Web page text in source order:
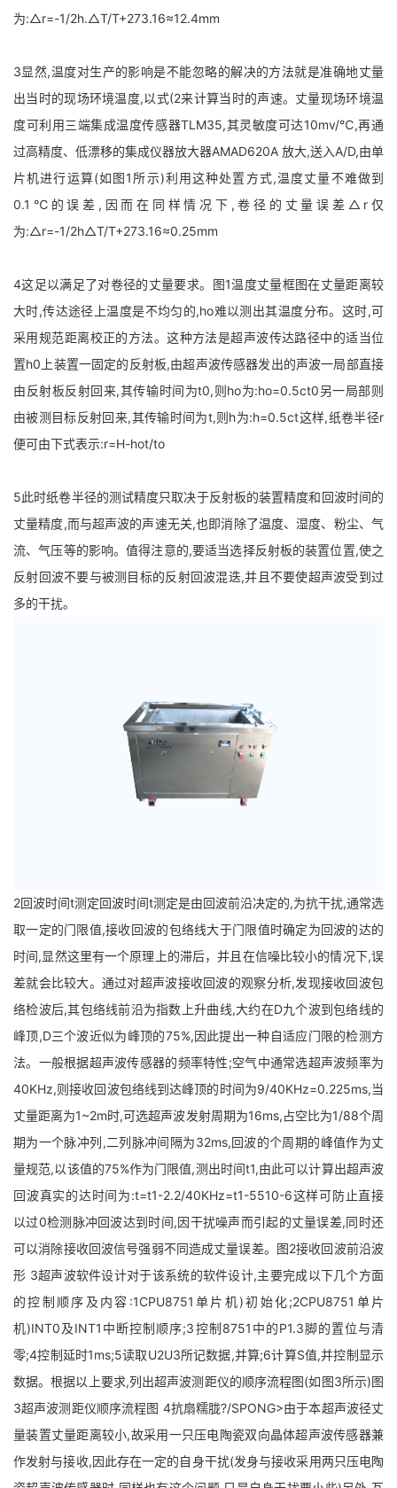
为:△r=-1/2h.△T/T+273.16≈12.4mm
3显然,温度对生产的影响是不能忽略的解决的方法就是准确地丈量
出当时的现场环境温度,以式(2来计算当时的声速。丈量现场环境温
度可利用三端集成温度传感器TLM35,其灵敏度可达10mv/℃,再通
过高精度、低漂移的集成仪器放大器AMAD620A 放大,送入A/D,由单
片机进行运算(如图1所示)利用这种处置方式,温度丈量不难做到
0.1℃的误差,因而在同样情况下,卷径的丈量误差△r仅
为:△r=-1/2h△T/T+273.16≈0.25mm
4这足以满足了对卷径的丈量要求。图1温度丈量框图在丈量距离较
大时,传达途径上温度是不均匀的,ho难以测出其温度分布。这时,可
采用规范距离校正的方法。这种方法是超声波传达路径中的适当位
置h0上装置一固定的反射板,由超声波传感器发出的声波一局部直接
由反射板反射回来,其传输时间为t0,则ho为:ho=0.5ct0另一局部则
由被测目标反射回来,其传输时间为t,则h为:h=0.5ct这样,纸卷半径r
便可由下式表示:r=H-hot/to
5此时纸卷半径的测试精度只取决于反射板的装置精度和回波时间的
丈量精度,而与超声波的声速无关,也即消除了温度、湿度、粉尘、气
流、气压等的影响。值得注意的,要适当选择反射板的装置位置,使之
反射回波不要与被测目标的反射回波混迭,并且不要使超声波受到过
多的干扰。
2回波时间t测定回波时间t测定是由回波前沿决定的,为抗干扰,通常选
取一定的门限值,接收回波的包络线大于门限值时确定为回波的达的
时间,显然这里有一个原理上的滞后，并且在信噪比较小的情况下,误
差就会比较大。通过对超声波接收回波的观察分析,发现接收回波包
络检波后,其包络线前沿为指数上升曲线,大约在D九个波到包络线的
峰顶,D三个波近似为峰顶的75%,因此提出一种自适应门限的检测方
法。一般根据超声波传感器的频率特性;空气中通常选超声波频率为
40KHz,则接收回波包络线到达峰顶的时间为9/40KHz=0.225ms,当
丈量距离为1~2m时,可选超声波发射周期为16ms,占空比为1/88个周
期为一个脉冲列,二列脉冲间隔为32ms,回波的个周期的峰值作为丈
量规范,以该值的75%作为门限值,测出时间t1,由此可以计算出超声波
回波真实的达时间为:t=t1-2.2/40KHz=t1-5510-6这样可防止直接
以过0检测脉冲回波达到时间,因干扰噪声而引起的丈量误差,同时还
可以消除接收回波信号强弱不同造成丈量误差。图2接收回波前沿波
形 3超声波软件设计对于该系统的软件设计,主要完成以下几个方面
的控制顺序及内容:1CPU8751单片机)初始化;2CPU8751单片
机)INT0及INT1中断控制顺序;3控制8751中的P1.3脚的置位与清
零;4控制延时1ms;5读取U2U3所记数据,并算;6计算S值,并控制显示
数据。根据以上要求,列出超声波测距仪的顺序流程图(如图3所示)图
3超声波测距仪顺序流程图 4抗扇糯胧?/SPONG>由于本超声波径丈
量装置丈量距离较小,故采用一只压电陶瓷双向晶体超声波传感器兼
作发射与接收,因此存在一定的自身干扰(发身与接收采用两只压电陶